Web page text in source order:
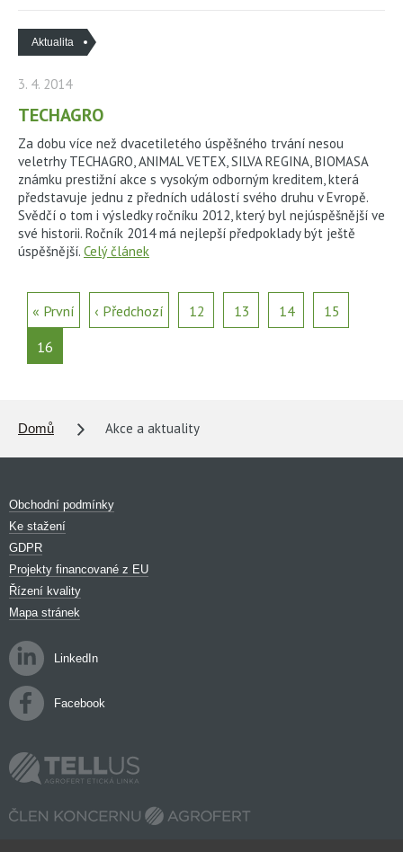
Aktualita
3. 4. 2014
TECHAGRO
Za dobu více než dvacetiletého úspěšného trvání nesou
veletrhy TECHAGRO, ANIMAL VETEX, SILVA REGINA, BIOMASA
známku prestižní akce s vysokým odborným kreditem, která
představuje jednu z předních událostí svého druhu v Evropě.
Svědčí o tom i výsledky ročníku 2012, který byl nejúspěšnější ve
své historii. Ročník 2014 má nejlepší předpoklady být ještě
úspěšnější. Celý článek
« První ‹ Předchozí 12 13 14
15
16
Domů Akce a aktuality
Obchodní podmínky
Ke stažení
GDPR
Projekty financované z EU
Řízení kvality
Mapa stránek
LinkedIn
Facebook